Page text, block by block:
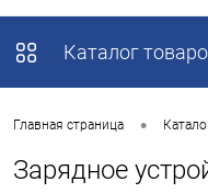
Каталог
Главная страница •
Зарядное